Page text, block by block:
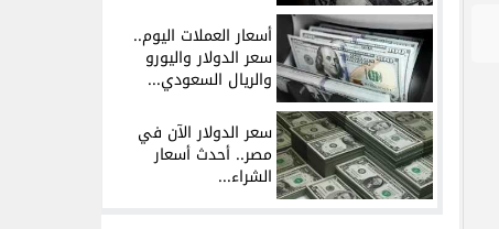
أسعار العملات اليوم..
سعر الدولار واليورو
والريال السعودي...
سعر الدولار الآن في
مصر.. أحدث أسعار
الشراء...